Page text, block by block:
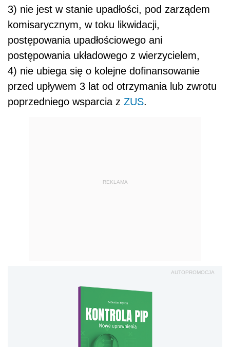
3) nie jest w stanie upadłości, pod zarządem
komisarycznym, w toku likwidacji,
postępowania upadłościowego ani
postępowania układowego z wierzycielem,
4) nie ubiega się o kolejne dofinansowanie
przed upływem 3 lat od otrzymania lub zwrotu
poprzedniego wsparcia z ZUS.
REKLAMA
AUTOPROMOCJA